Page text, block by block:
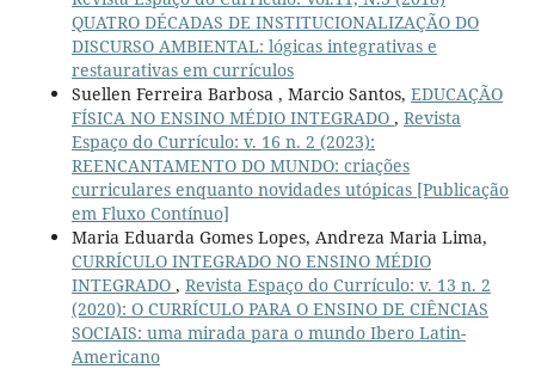
QUATRO DÉCADAS DE INSTITUCIONALIZAÇÃO DO
DISCURSO AMBIENTAL: lógicas integrativas e
restaurativas em currículos
Suellen Ferreira Barbosa , Marcio Santos, EDUCAÇÃO
FÍSICA NO ENSINO MÉDIO INTEGRADO , Revista
Espaço do Currículo: v. 16 n. 2 (2023):
REENCANTAMENTO DO MUNDO: criações
curriculares enquanto novidades utópicas [Publicação
em Fluxo Contínuo]
Maria Eduarda Gomes Lopes, Andreza Maria Lima,
CURRÍCULO INTEGRADO NO ENSINO MÉDIO
INTEGRADO , Revista Espaço do Currículo: v. 13 n. 2
(2020): O CURRÍCULO PARA O ENSINO DE CIÊNCIAS
SOCIAIS: uma mirada para o mundo Ibero Latin-
Americano